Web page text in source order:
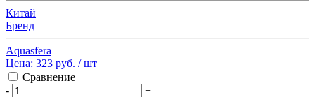
Китай
Бренд
Aquasfera
Цена: 323 руб. / шт
Сравнение
-
+